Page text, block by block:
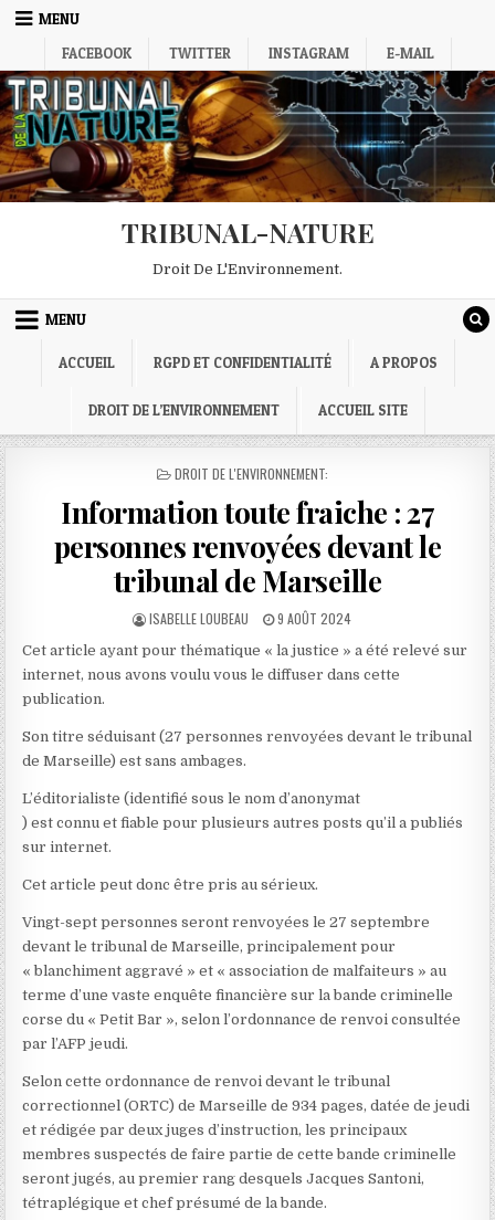
Skip
MENU
FACEBOOK
TWITTER INSTAGRAM E-MAIL
TRIBUNAL-NATURE
Droit De L'Environnement.
MENU
ACCUEIL RGPD ET CONFIDENTIALITÉ A PROPOS
DROIT DE L’ENVIRONNEMENT ACCUEIL SITE
POSTED
DROIT DE L'ENVIRONNEMENT:
Information toute fraiche : 27
personnes renvoyées devant le
tribunal de Marseille
AUTHOR:
ISABELLE LOUBEAU
PUBLISHED
9 AOÛT 2024
Cet article ayant pour thématique « la justice » a été relevé sur
internet, nous avons voulu vous le diffuser dans cette
publication.
Son titre séduisant (27 personnes renvoyées devant le tribunal
de Marseille) est sans ambages.
L’éditorialiste (identifié sous le nom d’anonymat
) est connu et fiable pour plusieurs autres posts qu’il a publiés
sur internet.
Cet article peut donc être pris au sérieux.
Vingt-sept personnes seront renvoyées le 27 septembre
devant le tribunal de Marseille, principalement pour
« blanchiment aggravé » et « association de malfaiteurs » au
terme d’une vaste enquête financière sur la bande criminelle
corse du « Petit Bar », selon l’ordonnance de renvoi consultée
par l’AFP jeudi.
Selon cette ordonnance de renvoi devant le tribunal
correctionnel (ORTC) de Marseille de 934 pages, datée de jeudi
et rédigée par deux juges d’instruction, les principaux
membres suspectés de faire partie de cette bande criminelle
seront jugés, au premier rang desquels Jacques Santoni,
tétraplégique et chef présumé de la bande.